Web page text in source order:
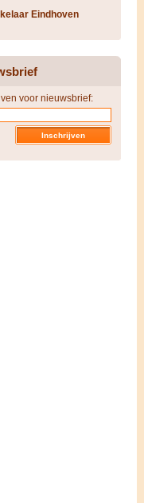
Eindhoven
voor nieuwsbrief: